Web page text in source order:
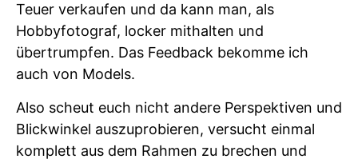
Teuer verkaufen und da kann man, als
Hobbyfotograf, locker mithalten und
übertrumpfen. Das Feedback bekomme ich
auch von Models.
Also scheut euch nicht andere Perspektiven und
Blickwinkel auszuprobieren, versucht einmal
komplett aus dem Rahmen zu brechen und